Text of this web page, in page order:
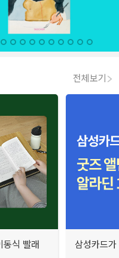
전체보기
식 빨래
삼성카드